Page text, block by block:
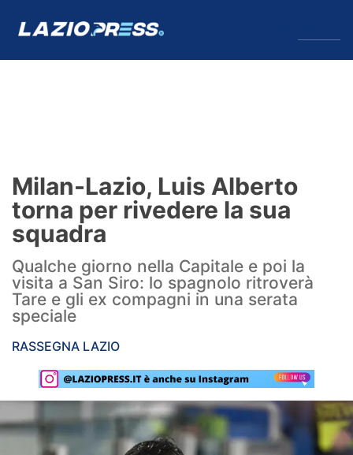
Formello
Infortuni
Primavera
Calciomercato
Lazio Women
Rassegna Lazio
Calcio
Milan-Lazio, Luis Alberto
torna per rivedere la sua
squadra
Qualche giorno nella Capitale e poi la
visita a San Siro: lo spagnolo ritroverà
Tare e gli ex compagni in una serata
speciale
RASSEGNA LAZIO